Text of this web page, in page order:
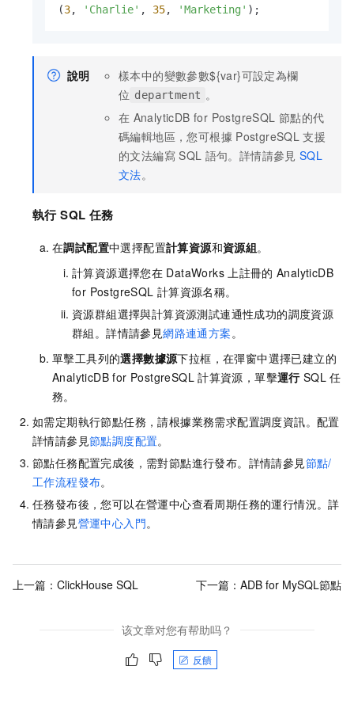
(3, 'Charlie' , 35, 'Marketing'
說明
樣本中的變數參數${var}可設定為欄
位 department 。
在 AnalyticDB for PostgreSQL 節點的代
碼編輯地區，您可根據 PostgreSQL 支援
的文法編寫 SQL 語句。詳情請參見 SQL
文法。
執行 SQL 任務
在調試配置中選擇配置計算資源和資源組。
計算資源選擇您在 DataWorks 上註冊的 AnalyticDB
for PostgreSQL 計算資源名稱。
資源群組選擇與計算資源測試連通性成功的調度資源
群組。詳情請參見網路連通方案。
單擊工具列的選擇數據源下拉框，在彈窗中選擇已建立的
AnalyticDB for PostgreSQL 計算資源，單擊運行 SQL 任
務。
如需定期執行節點任務，請根據業務需求配置調度資訊。配置
詳情請參見節點調度配置。
節點任務配置完成後，需對節點進行發布。詳情請參見節點/
工作流程發布。
任務發布後，您可以在營運中心查看周期任務的運行情況。詳
情請參見營運中心入門。
上一篇： ClickHouse SQL 下一篇： ADB for MySQL節點
该文章对您有帮助吗？
反饋